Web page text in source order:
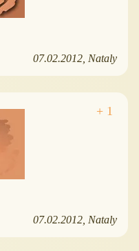
07.02.2012 Nataly
07.02.2012 Nataly